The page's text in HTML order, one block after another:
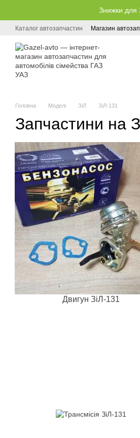
Перейти до основного контентуЗнижки для
Каталог автозапчастин Магазин
Головна Моделі ЗіЛ ЗіЛ-131
Запчастини на
Двигун ЗіЛ-131